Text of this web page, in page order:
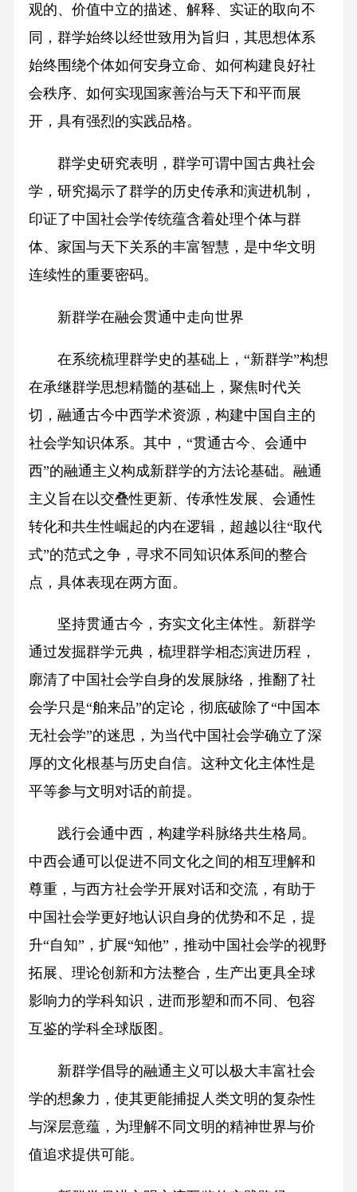
观的、价值中立的描述、解释、实证的取向不
同，群学始终以经世致用为旨归，其思想体系
始终围绕个体如何安身立命、如何构建良好社
会秩序、如何实现国家善治与天下和平而展
开，具有强烈的实践品格。
群学史研究表明，群学可谓中国古典社会
学，研究揭示了群学的历史传承和演进机制，
印证了中国社会学传统蕴含着处理个体与群
体、家国与天下关系的丰富智慧，是中华文明
连续性的重要密码。
新群学在融会贯通中走向世界
在系统梳理群学史的基础上，“新群学”构想
在承继群学思想精髓的基础上，聚焦时代关
切，融通古今中西学术资源，构建中国自主的
社会学知识体系。其中，“贯通古今、会通中
西”的融通主义构成新群学的方法论基础。融通
主义旨在以交叠性更新、传承性发展、会通性
转化和共生性崛起的内在逻辑，超越以往“取代
式”的范式之争，寻求不同知识体系间的整合
点，具体表现在两方面。
坚持贯通古今，夯实文化主体性。新群学
通过发掘群学元典，梳理群学相态演进历程，
廓清了中国社会学自身的发展脉络，推翻了社
会学只是“舶来品”的定论，彻底破除了“中国本
无社会学”的迷思，为当代中国社会学确立了深
厚的文化根基与历史自信。这种文化主体性是
平等参与文明对话的前提。
践行会通中西，构建学科脉络共生格局。
中西会通可以促进不同文化之间的相互理解和
尊重，与西方社会学开展对话和交流，有助于
中国社会学更好地认识自身的优势和不足，提
升“自知”，扩展“知他”，推动中国社会学的视野
拓展、理论创新和方法整合，生产出更具全球
影响力的学科知识，进而形塑和而不同、包容
互鉴的学科全球版图。
新群学倡导的融通主义可以极大丰富社会
学的想象力，使其更能捕捉人类文明的复杂性
与深层意蕴，为理解不同文明的精神世界与价
值追求提供可能。